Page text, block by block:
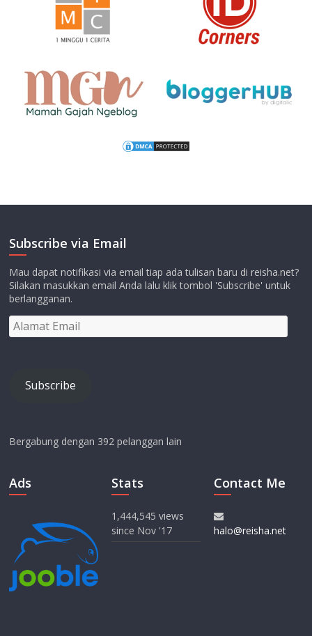
Subscribe via Email
Mau dapat notifikasi via email tiap ada tulisan baru di reisha.net?
Silakan masukkan email Anda lalu klik tombol 'Subscribe' untuk
berlangganan.
Alamat
Email
Subscribe
Bergabung dengan 392 pelanggan lain
Ads Stats
1,444,545 views
since Nov '17
Contact Me